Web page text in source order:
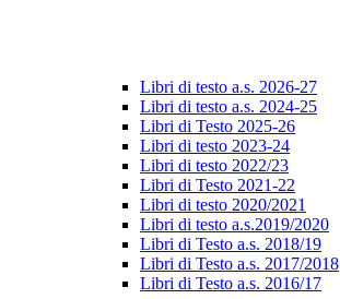
Libri di testo a.s. 2026-27
Libri di testo a.s. 2024-25
Libri di Testo 2025-26
Libri di testo 2023-24
Libri di testo 2022/23
Libri di Testo 2021-22
Libri di testo 2020/2021
Libri di testo a.s.2019/2020
Libri di Testo a.s. 2018/19
Libri di Testo a.s. 2017/2018
Libri di Testo a.s. 2016/17